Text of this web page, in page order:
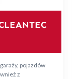
pojazdów
z